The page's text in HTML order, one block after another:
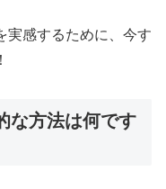
実感するために、今す
な方法は何です